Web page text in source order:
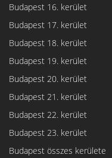
Budapest 16. kerület
Budapest 17. kerület
Budapest 18. kerület
Budapest 19. kerület
Budapest 20. kerület
Budapest 21. kerület
Budapest 22. kerület
Budapest 23. kerület
Budapest összes kerülete